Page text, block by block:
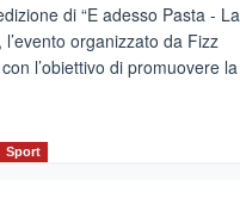
di “E adesso Pasta - La
l’evento organizzato da Fizz
l’obiettivo di promuovere la
Sport